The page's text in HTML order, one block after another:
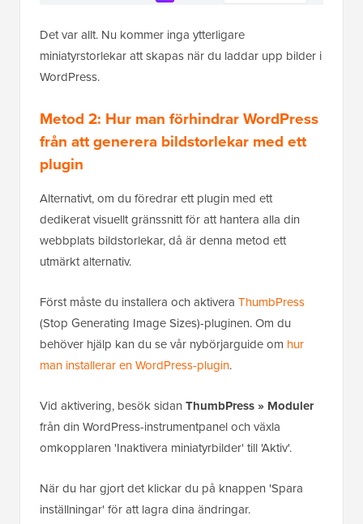
Det var allt. Nu kommer inga ytterligare
miniatyrstorlekar att skapas när du laddar upp bilder i
WordPress.
Metod 2: Hur man förhindrar WordPress
från att generera bildstorlekar med ett
plugin
Alternativt, om du föredrar ett plugin med ett
dedikerat visuellt gränssnitt för att hantera alla din
webbplats bildstorlekar, då är denna metod ett
utmärkt alternativ.
Först måste du installera och aktivera ThumbPress
(Stop Generating Image Sizes)-pluginen. Om du
behöver hjälp kan du se vår nybörjarguide om hur
man installerar en WordPress-plugin.
Vid aktivering, besök sidan ThumbPress » Moduler
från din WordPress-instrumentpanel och växla
omkopplaren 'Inaktivera miniatyrbilder' till 'Aktiv'.
När du har gjort det klickar du på knappen 'Spara
inställningar' för att lagra dina ändringar.